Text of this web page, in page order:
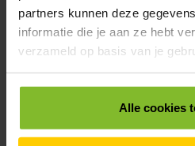
partners kunnen deze
informatie die je aan ze hebt
verzameld op basis van je
Alle cookies
BEDRUKKEN
Post stevig verpakt
VOOR BOEKEN TOT